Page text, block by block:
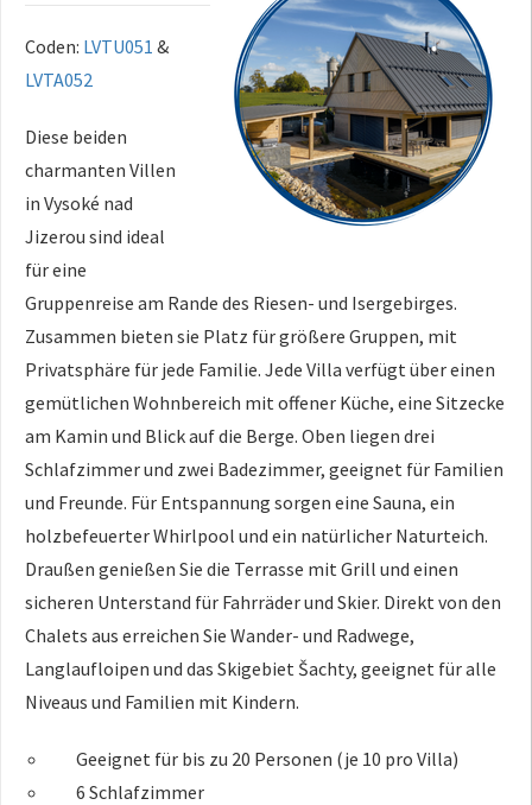
Coden: LVTU051 &
LVTA052
Diese beiden
charmanten Villen
in Vysoké nad
Jizerou sind ideal
für eine
Gruppenreise am Rande des Riesen- und Isergebirges.
Zusammen bieten sie Platz für größere Gruppen, mit
Privatsphäre für jede Familie. Jede Villa verfügt über einen
gemütlichen Wohnbereich mit offener Küche, eine Sitzecke
am Kamin und Blick auf die Berge. Oben liegen drei
Schlafzimmer und zwei Badezimmer, geeignet für Familien
und Freunde. Für Entspannung sorgen eine Sauna, ein
holzbefeuerter Whirlpool und ein natürlicher Naturteich.
Draußen genießen Sie die Terrasse mit Grill und einen
sicheren Unterstand für Fahrräder und Skier. Direkt von den
Chalets aus erreichen Sie Wander- und Radwege,
Langlaufloipen und das Skigebiet Šachty, geeignet für alle
Niveaus und Familien mit Kindern.
Geeignet für bis zu 20 Personen (je 10 pro Villa)
6 Schlafzimmer